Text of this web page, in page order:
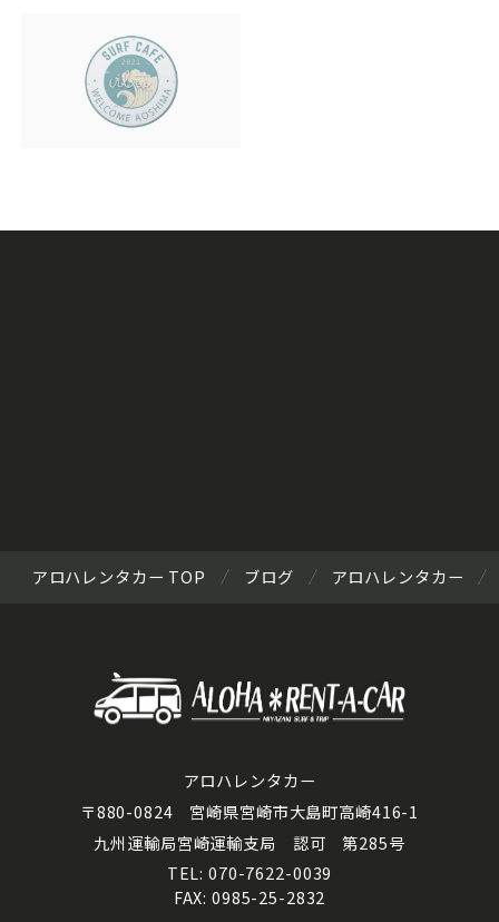
アロハレンタカー TOP ブログ アロハレンタカー
アロハレンタカー
〒880-0824 宮崎県宮崎市大島町高崎416-1
九州運輸局宮崎運輸支局 認可 第285号
TEL: 070-7622-0039
FAX: 0985-25-2832